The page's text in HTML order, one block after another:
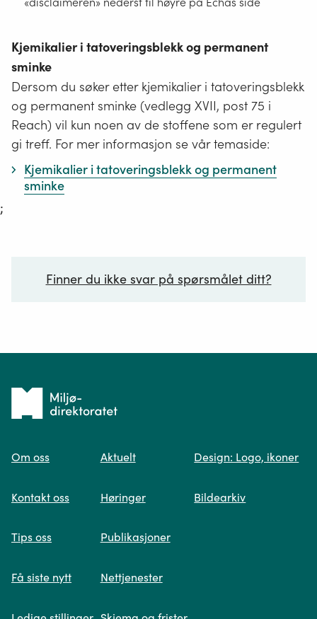
Kjemikalier i tatoveringsblekk og permanent
sminke
Dersom du søker etter kjemikalier i tatoveringsblekk
og permanent sminke (vedlegg XVII, post 75 i
Reach) vil kun noen av de stoffene som er regulert
gi treff. For mer informasjon se vår temaside:
Kjemikalier i tatoveringsblekk og permanent
sminke
;
Finner du ikke svar på spørsmålet ditt?
Spør oss
søk og viser deg vår mest relevante
Tilbake
forsiden
Om oss
Kontakt oss
Tips oss
Få siste nytt
Aktuelt
Høringer
Publikasjoner
Nettjenester
Design: Logo, ikoner
Bildearkiv